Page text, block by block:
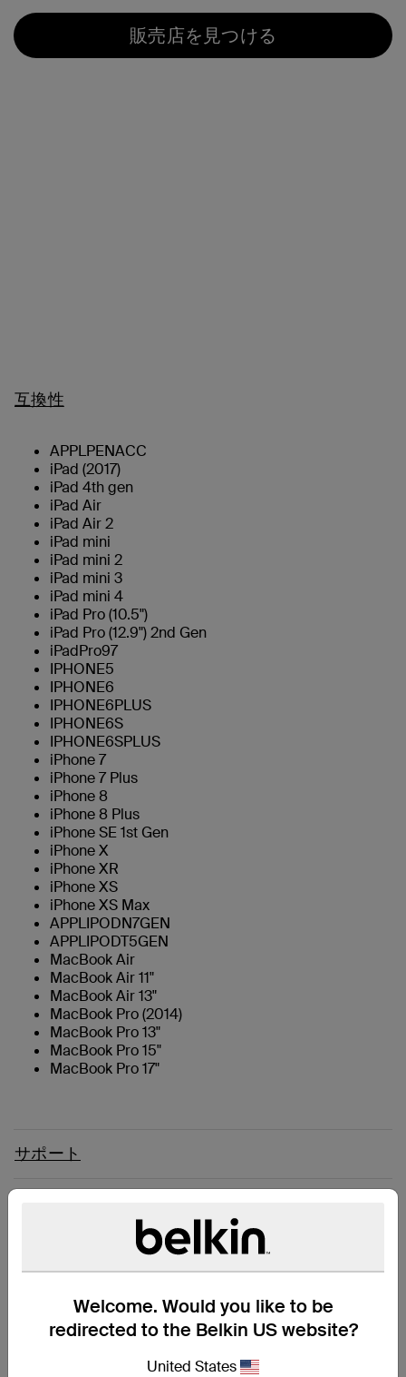
Welcome. Would you like to be
redirected to the Belkin US website?
United States
販売店を見つける
互換性
APPLPENACC
iPad (2017)
iPad 4th gen
iPad Air
iPad Air 2
iPad mini
iPad mini 2
iPad mini 3
iPad mini 4
iPad Pro (10.5")
iPad Pro (12.9") 2nd Gen
iPadPro97
IPHONE5
IPHONE6
IPHONE6PLUS
IPHONE6S
IPHONE6SPLUS
iPhone 7
iPhone 7 Plus
iPhone 8
iPhone 8 Plus
iPhone SE 1st Gen
iPhone X
iPhone XR
iPhone XS
iPhone XS Max
APPLIPODN7GEN
APPLIPODT5GEN
MacBook Air
MacBook Air 11"
MacBook Air 13"
MacBook Pro (2014)
MacBook Pro 13"
MacBook Pro 15"
MacBook Pro 17"
サポート
MIXIT↑ Lightning
to USBケーブ
つなぐ
Lightningコネクタデバイスを素